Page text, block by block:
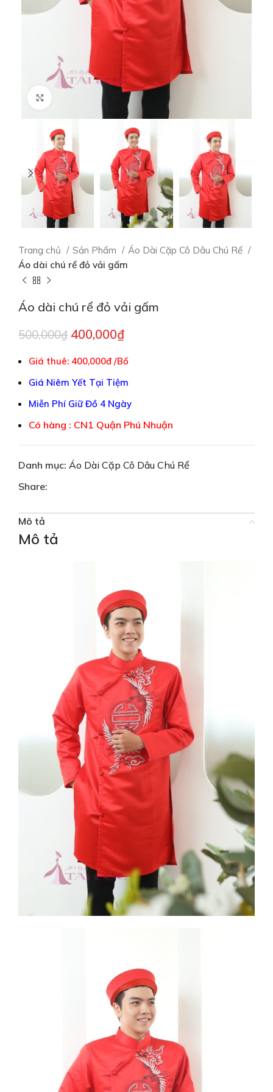
Click to enlarge
Trang chủ Sản Phẩm
Áo Dài Cặp Cô Dâu Chú Rể
Áo dài chú rể đỏ vải gấm
Áo dài chú rể đỏ vải gấm
500,000₫ 400,000₫
Giá thuê: 400,000đ /Bố
Giá Niêm Yết Tại Tiệm
Miễn Phí Giữ Đồ 4 Ngày
Có hàng : CN1 Quận Phú Nhuận
Danh mục: Áo Dài Cặp Cô Dâu Chú Rể
Share:
Mô tả
Mô tả